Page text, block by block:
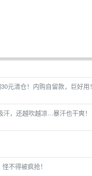
元清仓！内购自留款，巨好用！
，还越吹越凉...暴汗也干爽！
不得被疯抢！